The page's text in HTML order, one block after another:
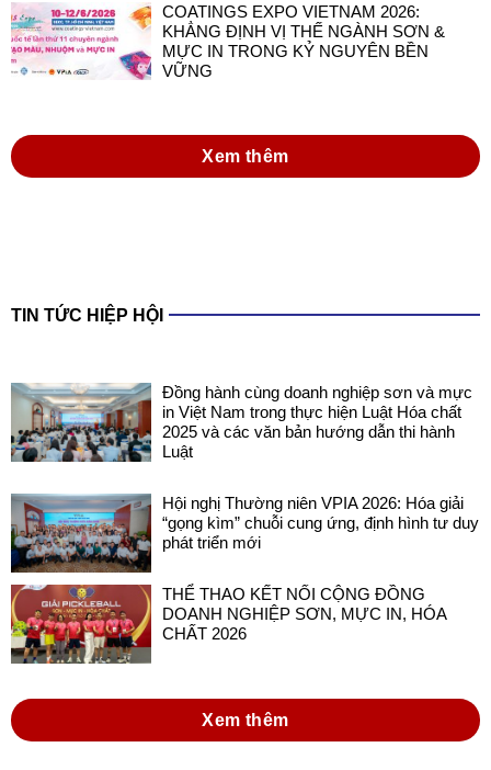
COATINGS EXPO VIETNAM 2026:
KHẲNG ĐỊNH VỊ THẾ NGÀNH SƠN &
MỰC IN TRONG KỶ NGUYÊN BỀN
VỮNG
Xem thêm
TIN TỨC HIỆP HỘI
Đồng hành cùng doanh nghiệp sơn và mực
in Việt Nam trong thực hiện Luật Hóa chất
2025 và các văn bản hướng dẫn thi hành
Luật
Hội nghị Thường niên VPIA 2026: Hóa giải
“gọng kìm” chuỗi cung ứng, định hình tư duy
phát triển mới
THỂ THAO KẾT NỐI CỘNG ĐỒNG
DOANH NGHIỆP SƠN, MỰC IN, HÓA
CHẤT 2026
Xem thêm